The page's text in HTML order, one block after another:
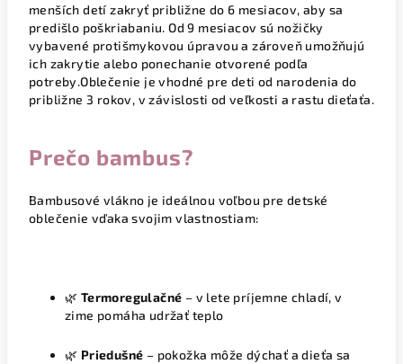
menších detí zakryť približne do 6 mesiacov, aby sa
predišlo poškriabaniu. Od 9 mesiacov sú nožičky
vybavené protišmykovou úpravou a zároveň umožňujú
ich zakrytie alebo ponechanie otvorené podľa
potreby.Oblečenie je vhodné pre deti od narodenia do
približne 3 rokov, v závislosti od veľkosti a rastu dieťaťa.
Prečo bambus?
Bambusové vlákno je ideálnou voľbou pre detské
oblečenie vďaka svojim vlastnostiam:
🌿 Termoregulačné – v lete príjemne chladí, v
zime pomáha udržať teplo
🌿 Priedušné – pokožka môže dýchať a dieťa sa